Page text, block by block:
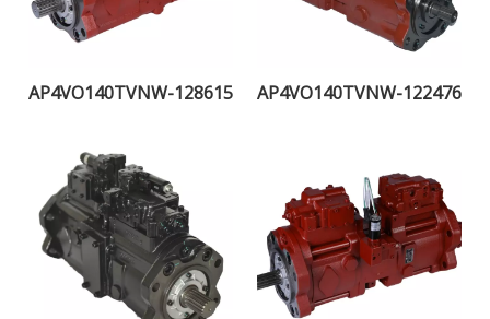
AP4VO140TVNW-128615 AP4VO140TVNW-122476